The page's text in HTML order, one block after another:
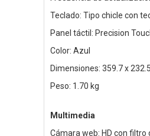
Teclado: Tipo chicle con
Panel táctil: Precision
Color: Azul
Dimensiones: 359.7 x
Peso: 1.70 kg
Multimedia
Cámara web: HD con filtro